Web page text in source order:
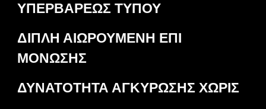
ΥΠΕΡΒΑΡΕΩΣ ΤΥΠΟΥ
ΔΙΠΛΗ ΑΙΩΡΟΥΜΕΝΗ ΕΠΙ
ΜΟΝΩΣΗΣ
ΔΥΝΑΤΟΤΗΤΑ ΑΓΚΥΡΩΣΗΣ ΧΩΡΙΣ